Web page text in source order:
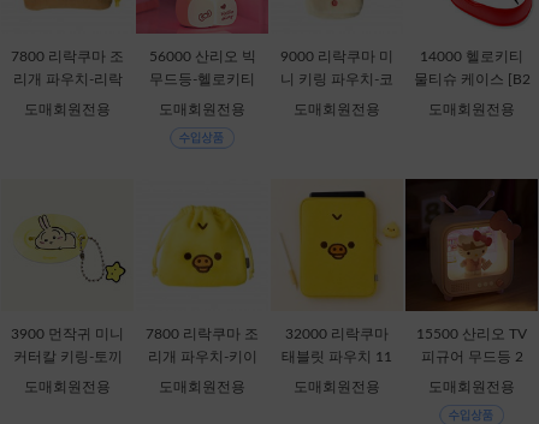
7800 리락쿠마 조
리개 파우치-리락
쿠마 [C2-068735]
도매회원전용
56000 산리오 빅
무드등-헬로키티
[C1-315167]
도매회원전용
9000 리락쿠마 미
니 키링 파우치-코
리락쿠마 [C2-069
도매회원전용
14000 헬로키티
물티슈 케이스 [B2
-378816]
도매회원전용
3900 먼작귀 미니
커터칼 키링-토끼
[C1-068537] 할인
도매회원전용
7800 리락쿠마 조
리개 파우치-키이
로이토리 [C2-068
도매회원전용
32000 리락쿠마
태블릿 파우치 11
인치-키이로이토
도매회원전용
15500 산리오 TV
피규어 무드등 2
탄-헬로키티 [C1-7
도매회원전용